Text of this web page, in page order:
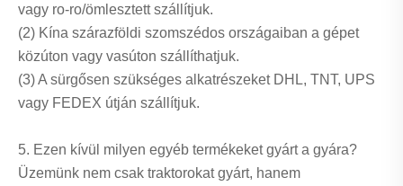
vagy ro-ro/ömlesztett szállítjuk.
(2) Kína szárazföldi szomszédos országaiban a gépet
közúton vagy vasúton szállíthatjuk.
(3) A sürgősen szükséges alkatrészeket DHL, TNT, UPS
vagy FEDEX útján szállítjuk.
5. Ezen kívül milyen egyéb termékeket gyárt a gyára?
Üzemünk nem csak traktorokat gyárt, hanem